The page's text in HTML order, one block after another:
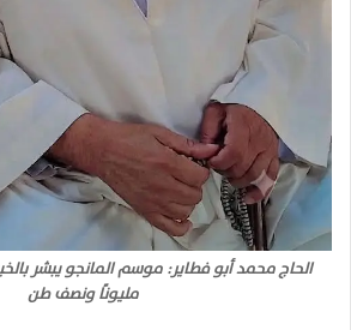
الحاج محمد أبو فطاير: موسم المانجو يبشر
مليونًا ونصف طن